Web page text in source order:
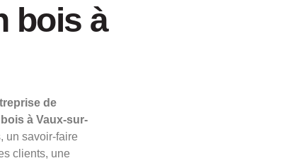
bois à
de
à Vaux-sur-
un savoir-faire
clients, une